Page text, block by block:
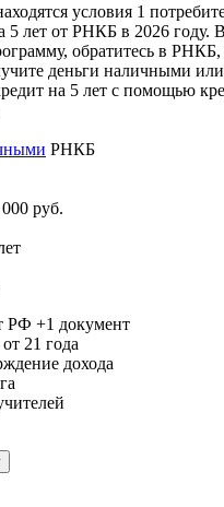
условия 1
5 лет от РНКБ в 2026 году.
обратитесь в
деньги наличными или
на 5 лет с помощью
РНКБ
руб.
РФ +1 документ
21 года
дохода